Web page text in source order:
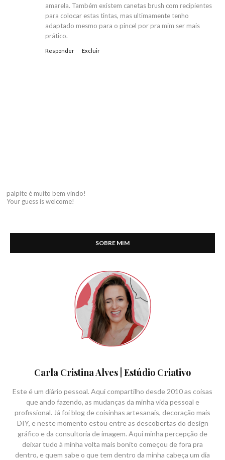
amarela. Também existem canetas brush com recipientes
para colocar estas tintas, mas ultimamente tenho
adaptado mesmo para o pincel por pra mim ser mais
prático.
Responder Excluir
palpite é muito bem vindo!
Your guess is welcome!
SOBRE MIM
Carla Cristina Alves | Estúdio Criativo
Este é um diário pessoal. Aqui compartilho desde 2010 as coisas
que ando fazendo, as mudanças da minha vida pessoal e
profissional. Já foi blog de coisinhas artesanais, decoração mais
DIY, e neste momento estou entre as descobertas do design
gráfico e da consultoria de imagem. Aqui minha percepção de
deixar tudo à minha volta mais bonito começou de fora pra
dentro, e quem sabe o que tem dentro da minha cabeça um dia